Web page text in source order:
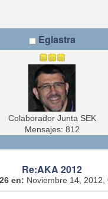
Eglastra
Colaborador Junta SEK
Mensajes: 812
Re:AKA 2012
en: Noviembre 14,